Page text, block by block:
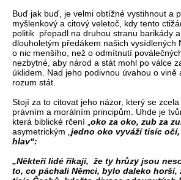
Buď jak buď, je velmi obtížné vystihnout a
myšlenkový a citový veletoč, kdy tento
politik přepadl na druhou stranu barikády
dlouholetým předákem našich vysídlených
o nic menšího, než o odmítnutí
nezbytné, aby národ a stát mohl po válce
úklidem. Nad jeho podivnou úvahou o vině
rozum stát.
Stojí za to citovat jeho názor, který se
právním a morálním principům. Uhde je
která biblické rčení „ oko za oko, zub za
asymetrickým „ jedno oko vyváží tisíc
hlav“:
„Někteří lidé říkají, že ty hrůzy jsou
to, co páchali Němci, bylo daleko horší,